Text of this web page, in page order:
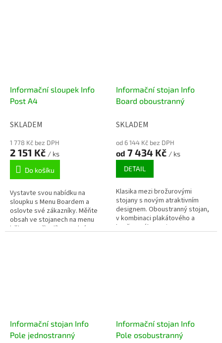
Informační sloupek Info
Post A4
SKLADEM
1 778 Kč bez DPH
2 151 Kč / ks
Do košíku
Vystavte svou nabídku na
sloupku s Menu Boardem a
oslovte své zákazníky. Měňte
obsah ve stojanech na menu
během vteřin díky snadnému
Informační stojan Info
Board oboustranný
SKLADEM
od 6 144 Kč bez DPH
od 7 434 Kč / ks
DETAIL
Klasika mezi brožurovými
stojany s novým atraktivním
designem. Oboustranný stojan,
v kombinaci plakátového a
brožurového stojanu, s
Informační stojan Info
Pole jednostranný
Informační stojan Info
Pole osobustranný